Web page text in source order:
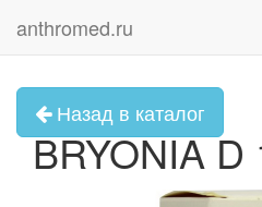
anthromed.ru
Назад в каталог
BRYONIA D